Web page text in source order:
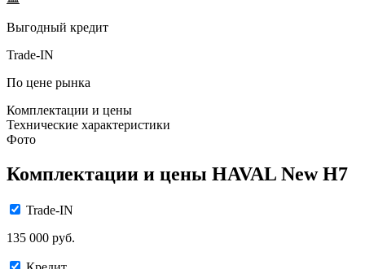
Выгодный кредит
Trade-IN
По цене рынка
Комплектации и цены
Технические характеристики
Фото
Комплектации и цены HAVAL New H7
Trade-IN
135 000 руб.